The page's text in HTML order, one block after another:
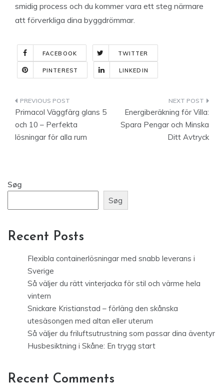
smidig process och du kommer vara ett steg närmare
att förverkliga dina byggdrömmar.
FACEBOOK TWITTER
PINTEREST LINKEDIN
Indlægsnavigation
Primacol Väggfärg glans 5
och 10 – Perfekta
lösningar för alla rum
Energiberäkning för Villa:
Spara Pengar och Minska
Ditt Avtryck
Søg
Søg
Recent Posts
Flexibla containerlösningar med snabb leverans i
Sverige
Så väljer du rätt vinterjacka för stil och värme hela
vintern
Snickare Kristianstad – förläng den skånska
utesäsongen med altan eller uterum
Så väljer du friluftsutrustning som passar dina äventyr
Husbesiktning i Skåne: En trygg start
Recent Comments